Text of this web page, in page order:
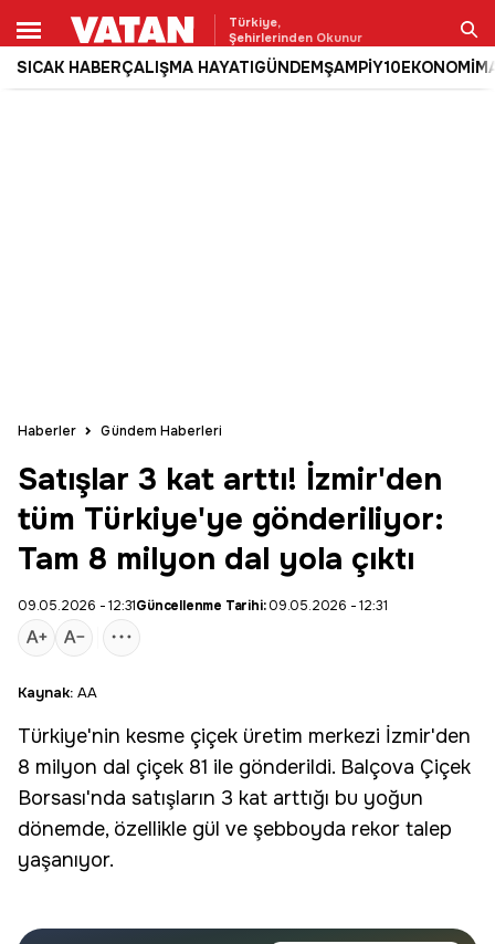
Türkiye,
Şehirlerinden Okunur
SICAK HABERÇALIŞMA HAYATIGÜNDEMŞAMPİY10EKONOMİ
Ara
Haberler Gündem Haberleri
Satışlar 3 kat arttı! İzmir'den
tüm Türkiye'ye gönderiliyor:
Tam 8 milyon dal yola çıktı
09.05.2026 - 12:31Güncellenme Tarihi:09.05.2026 - 12:31
Kaynak: AA
Türkiye'nin kesme çiçek üretim merkezi İzmir'den
8 milyon dal çiçek 81 ile gönderildi. Balçova Çiçek
Borsası'nda satışların 3 kat arttığı bu yoğun
dönemde, özellikle gül ve şebboyda rekor talep
yaşanıyor.